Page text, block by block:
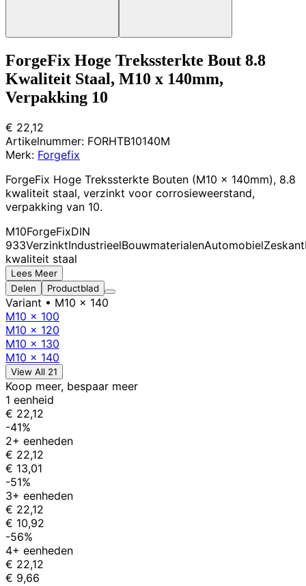
ForgeFix Hoge Trekssterkte Bout 8.8
Kwaliteit Staal, M10 x 140mm,
Verpakking 10
€ 22,12
Artikelnummer: FORHTB10140M
Merk: Forgefix
ForgeFix Hoge Trekssterkte Bouten (M10 x 140mm), 8.8
kwaliteit staal, verzinkt voor corrosieweerstand,
verpakking van 10.
M10ForgeFixDIN
933VerzinktIndustrieelBouwmaterialenAutomobiel
kwaliteit staal
Lees Meer
Delen
Productblad
Variant • M10 x 140
M10 x 100
M10 x 120
M10 x 130
M10 x 140
View All 21
Koop meer, bespaar meer
1 eenheid
€ 22,12
-41%
2+ eenheden
€ 22,12
€ 13,01
-51%
3+ eenheden
€ 22,12
€ 10,92
-56%
4+ eenheden
€ 22,12
€ 9,66